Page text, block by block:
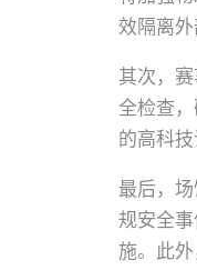
效隔离
其次，
全检查
的高科
最后，
规安全
施。此